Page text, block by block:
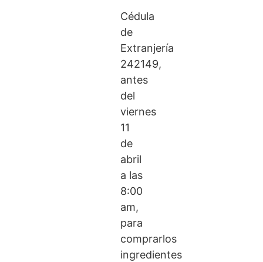
Cédula
de
Extranjería
242149,
antes
del
viernes
11
de
abril
a las
8:00
am,
para
comprarlos
ingredientes